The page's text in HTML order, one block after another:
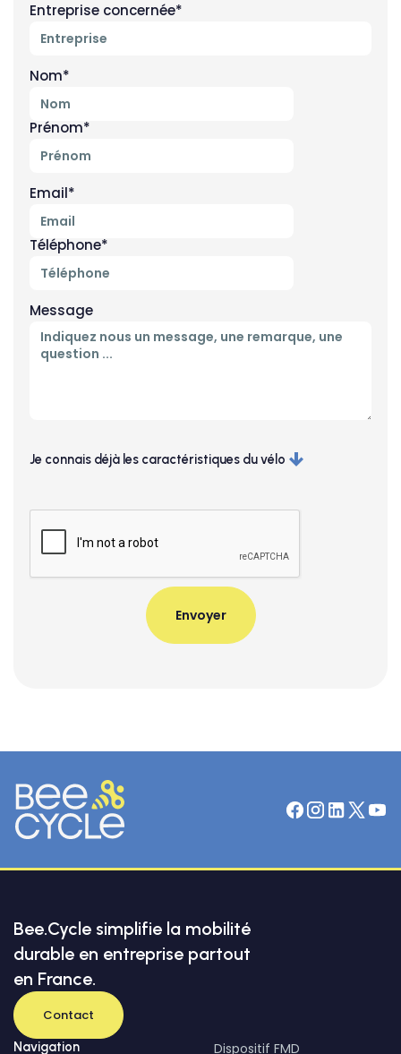
Entreprise concernée*
Nom*
Prénom*
Email*
Téléphone*
Message
Je connais déjà les caractéristiques du vélo
Couleur
(en cas d'achat uniquement)
Bee.Cycle simplifie la mobilité
durable en entreprise partout
en France.
Contact
Navigation Dispositif FMD